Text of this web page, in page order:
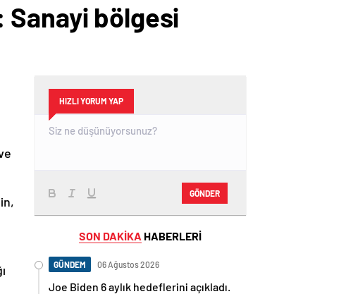
Sanayi bölgesi
HIZLI YORUM YAP
GÖNDER
SON DAKİKA HABERLERİ
GÜNDEM 06 Ağustos 2026
Joe Biden 6 aylık hedeflerini açıkladı.